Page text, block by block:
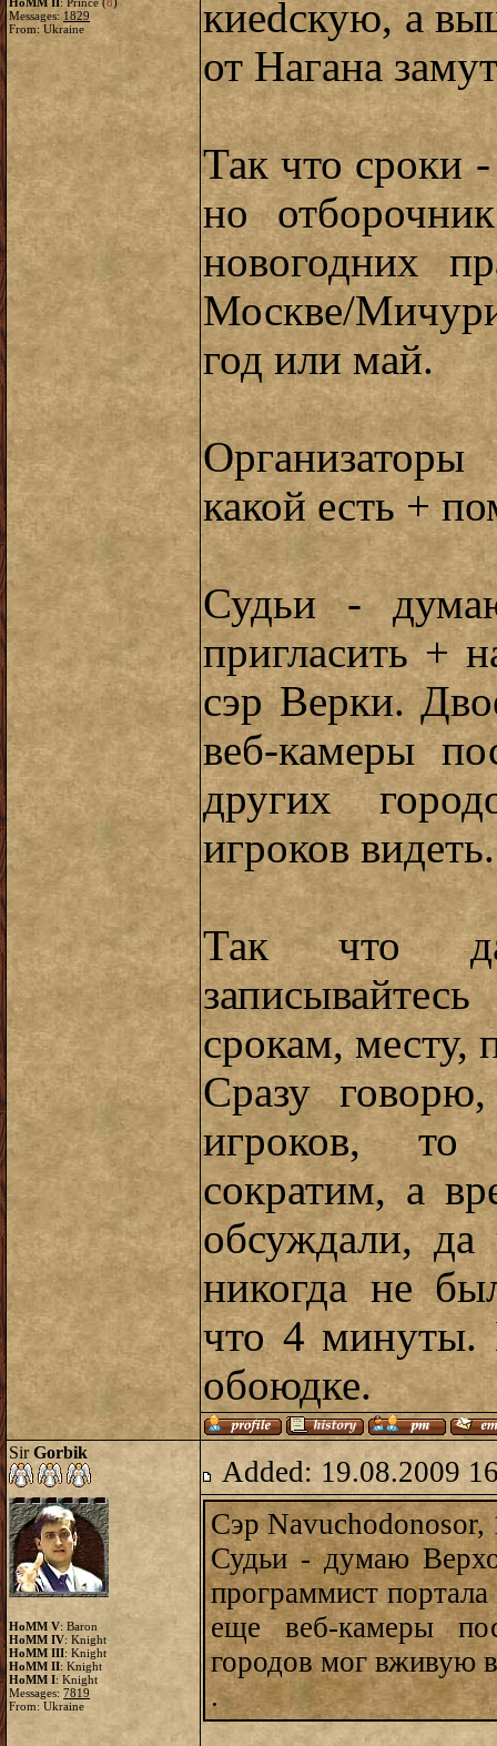
Messages: 1829
From: Ukraine
киеdскую, а
от Нагана
Так что сроки
но
новогодних
Москве/
год или май.
какой есть +
Судьи -
пригласить +
сэр Верки.
веб-камеры
других
игроков видеть.
Так что
срокам, месту,
Сразу
игроков, то
сократим, а
обсуждали,
никогда не
что 4 минуты.
обоюдке.
SirGorbik
HoMM V: Baron
HoMM IV: Knight
HoMM III: Knight
HoMM II: Knight
HoMM I: Knight
Messages: 7819
From: Ukraine
Added: 19.08.2009
Сэр Navuchodonosor,
Судьи - думаю
программист
еще веб-камеры
городов мог вживую
.